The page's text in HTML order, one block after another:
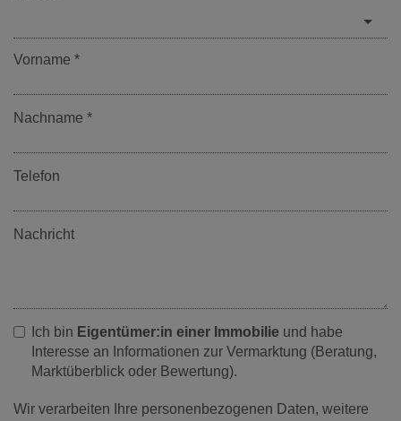
Vorname
Nachname
Telefon
Nachricht
Ich bin Eigentümer:in einer Immobilie und habe
Interesse an Informationen zur Vermarktung (Beratung,
Marktüberblick oder Bewertung).
Wir verarbeiten Ihre personenbezogenen Daten, weitere